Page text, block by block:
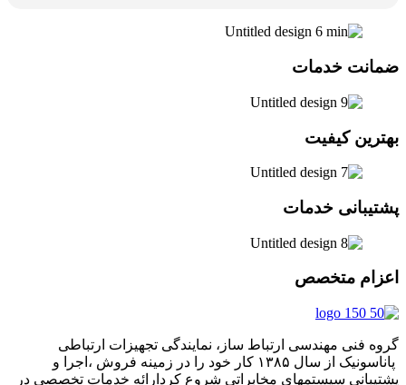
ضمانت خدمات
بهترین کیفیت
پشتیبانی خدمات
اعزام متخصص
گروه فنی مهندسی ارتباط ساز، نمایندگی تجهیزات ارتباطی
پاناسونیک از سال ۱۳۸۵ کار خود را در زمینه فروش ،اجرا و
پشتیبانی سیستمهای مخابراتی شروع کردارائه خدمات تخصصی در